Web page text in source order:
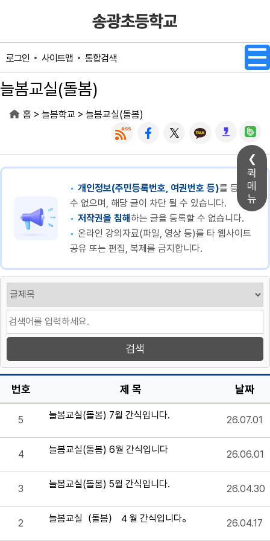
퀵
메
뉴
로그인 사이트맵 통합검색
늘봄교실(돌봄)
홈 > 늘봄학교 > 늘봄교실(돌봄)
개인정보(주민등록번호, 여권번호 등)를 등록할
수 없으며, 해당 글이 차단 될 수 있습니다.
저작권을 침해하는 글을 등록할 수 없습니다.
온라인 강의자료(파일, 영상 등)를 타 웹사이트
공유 또는 편집, 복제를 금지합니다.
번호 제 목 날짜
5 늘봄교실(돌봄) 7월 간식입니다. 26.07.01
4 늘봄교실(돌봄) 6월 간식입니다 26.06.01
3 늘봄교실(돌봄) 5월 간식입니다. 26.04.30
2 늘봄교실（돌봄） ４월 간식입니다。 26.04.17